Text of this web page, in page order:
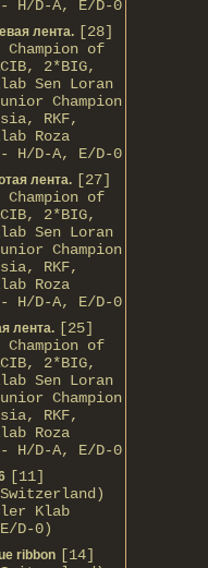
D-A, E/D-0
лента. [28]
of
2*BIG,
Sen Loran
Champion
RKF,
Roza
D-A, E/D-0
лента. [27]
of
2*BIG,
Sen Loran
Champion
RKF,
Roza
D-A, E/D-0
лента. [25]
of
2*BIG,
Sen Loran
Champion
RKF,
Roza
D-A, E/D-0
[11]
Klab
D-0)
ribbon [14]